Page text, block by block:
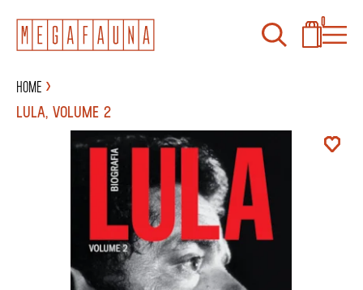
0
Home
LULA, VOLUME 2